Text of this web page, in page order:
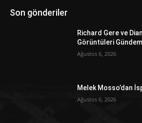
Son gönderiler
Richard Gere ve
Görüntüleri
Ağustos 6, 2026
Melek Mosso’dan
Ağustos 6, 2026